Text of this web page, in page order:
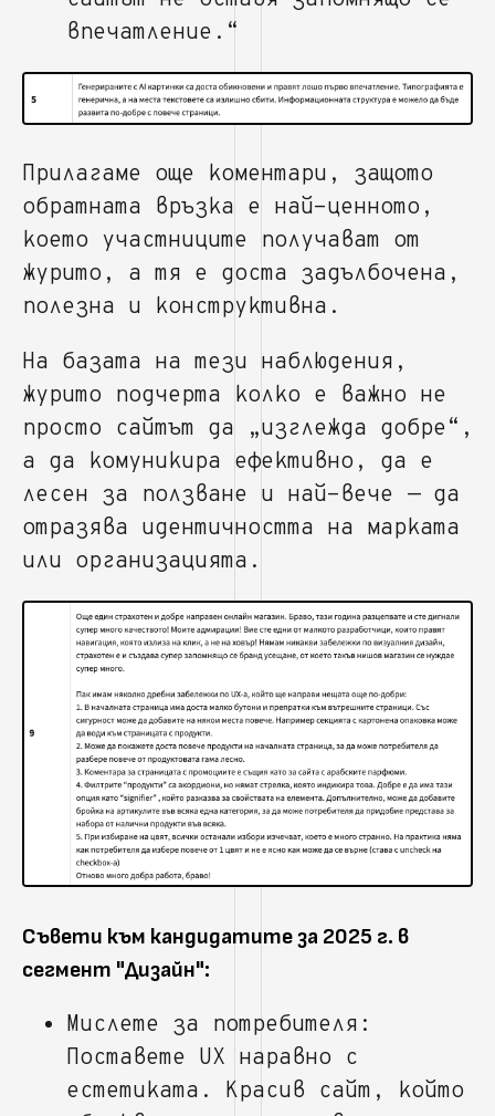
впечатление.“
Прилагаме още коментари, защото
обратната връзка е най-ценното,
което участниците получават от
журито, а тя е доста задълбочена,
полезна и конструктивна.
На базата на тези наблюдения,
журито подчерта колко е важно не
просто сайтът да „изглежда добре“,
а да комуникира ефективно, да е
лесен за ползване и най-вече — да
отразява идентичността на марката
или организацията.
Съвети към кандидатите за 2025 г. в
сегмент "Дизайн":
Мислете за потребителя:
Поставете UX наравно с
естетиката. Красив сайт, който